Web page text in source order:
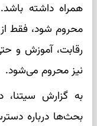
همراه داشته
محروم شود، فقط از
رقابت، آموزش و
نیز محروم می‌شود.
به گزارش سیتنا،
بحث‌ها درباره